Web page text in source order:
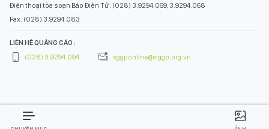
Điện thoại tòa soạn Báo Điện Tử: (028) 3.9294.069, 3.9294.068
Fax: (028) 3.9294.083
LIÊN HỆ QUẢNG CÁO :
(028) 3.9294.094
sggponline@sggp.org.vn